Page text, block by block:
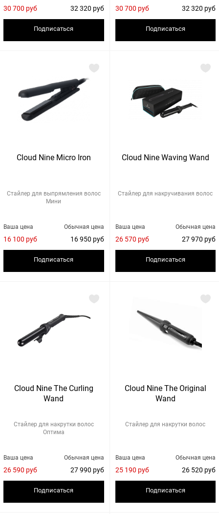
32 320 руб
30 700 руб
Подписаться
32 320 руб
30 700 руб
Подписаться
Cloud Nine Micro Iron
Стайлер для выпрямления волос
Мини
Обычная цена
16 950 руб
Ваша цена
16 100 руб
Подписаться
Cloud Nine Waving Wand
Стайлер для накручивания волос
Обычная цена
27 970 руб
Ваша цена
26 570 руб
Подписаться
Cloud Nine The Curling
Wand
Стайлер для накрутки волос
Оптима
Обычная цена
27 990 руб
Ваша цена
26 590 руб
Подписаться
Cloud Nine The Original
Wand
Стайлер для накрутки волос
Обычная цена
26 520 руб
Ваша цена
25 190 руб
Подписаться